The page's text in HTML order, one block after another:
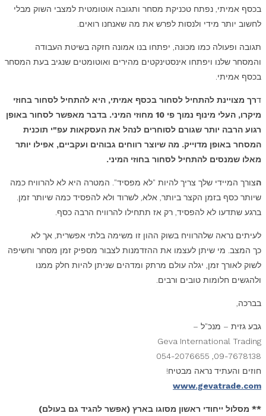
בכסף אמיתי, נפתח טכניקת מסחר ותגובה אוטומטית למצבי השוק מבלי
לחשוב יותר מידי ולנסות לפרש את מה שאנחנו רואים.
תגובה ופעולה כמו מכונה, יפתחו בנו אמונה חזקה בשיטת העבודה
והמסחר שלנו ויפתחו אינסטינקטים מהירים ואוטומטים שנגיב בעת המסחר
בכסף אמיתי.
דרך מצויינת להתחיל לסחור בכסף אמיתי, היא להתחיל לסחור בחוזי
מיקרו, העלי מינוף נמוך פי 10 מחוזי המיני. בדבר מאפשר לסחור באופן
רגוע הרבה יותר שגורם לסוחרים לנהל את העסקאות עפ"י תוכנית
המסחר באופן מדוייק. מה שיוצר רווחים גבוהים ועקביים, אפילו יותר
מאלו שמנסים להתחיל לסחור בחוזי המיני.
הצורך המיידי שלך צריך להיות "לא מפסיד". המטרה היא לא להרוויח כמה
שיותר כסף בזמן הקצר ביותר, אלא, לשרוד ולא להפסיד כמה שיותר זמן.
ברגע שתדעו לא להפסיד, רק אז תתחילו להרוויח הרבה כסף.
לעיתים נראה שלהרוויח בשוק ההון זו משימה בלתי אפשרית, אך לא
כך המצב. מי שיתן לעצמו את ההזדמנות לצבור מספיק זמן מסחר וחשיפה
לשוק לאורך זמן, יגלה עולם מרתק ומדהים שניתן להיות חלק ממנו
ולהגשים חלומות טובים ורבים.
בברכה,
גבע גזית – מנכ"ל –
Geva International Trading
09-7678138, 054-2076655
חוזים והעתיד נראה מבטיח!
www.gevatrade.com
** מסלול ייחודי ראשון מסוגו בארץ (אפשר להגיד גם בעולם)